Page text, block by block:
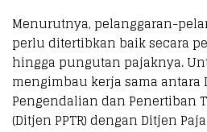
Menurutnya, pelanggaran-
perlu ditertibkan baik secara
hingga pungutan pajaknya.
mengimbau kerja sama antara
Pengendalian dan Penertiban
(Ditjen PPTR) dengan Ditjen